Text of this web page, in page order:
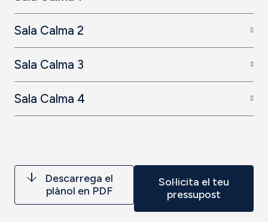
Sala Calma 2
Sala Calma 3
Sala Calma 4
Descarrega el
plànol en PDF
Sol·licita el teu
pressupost